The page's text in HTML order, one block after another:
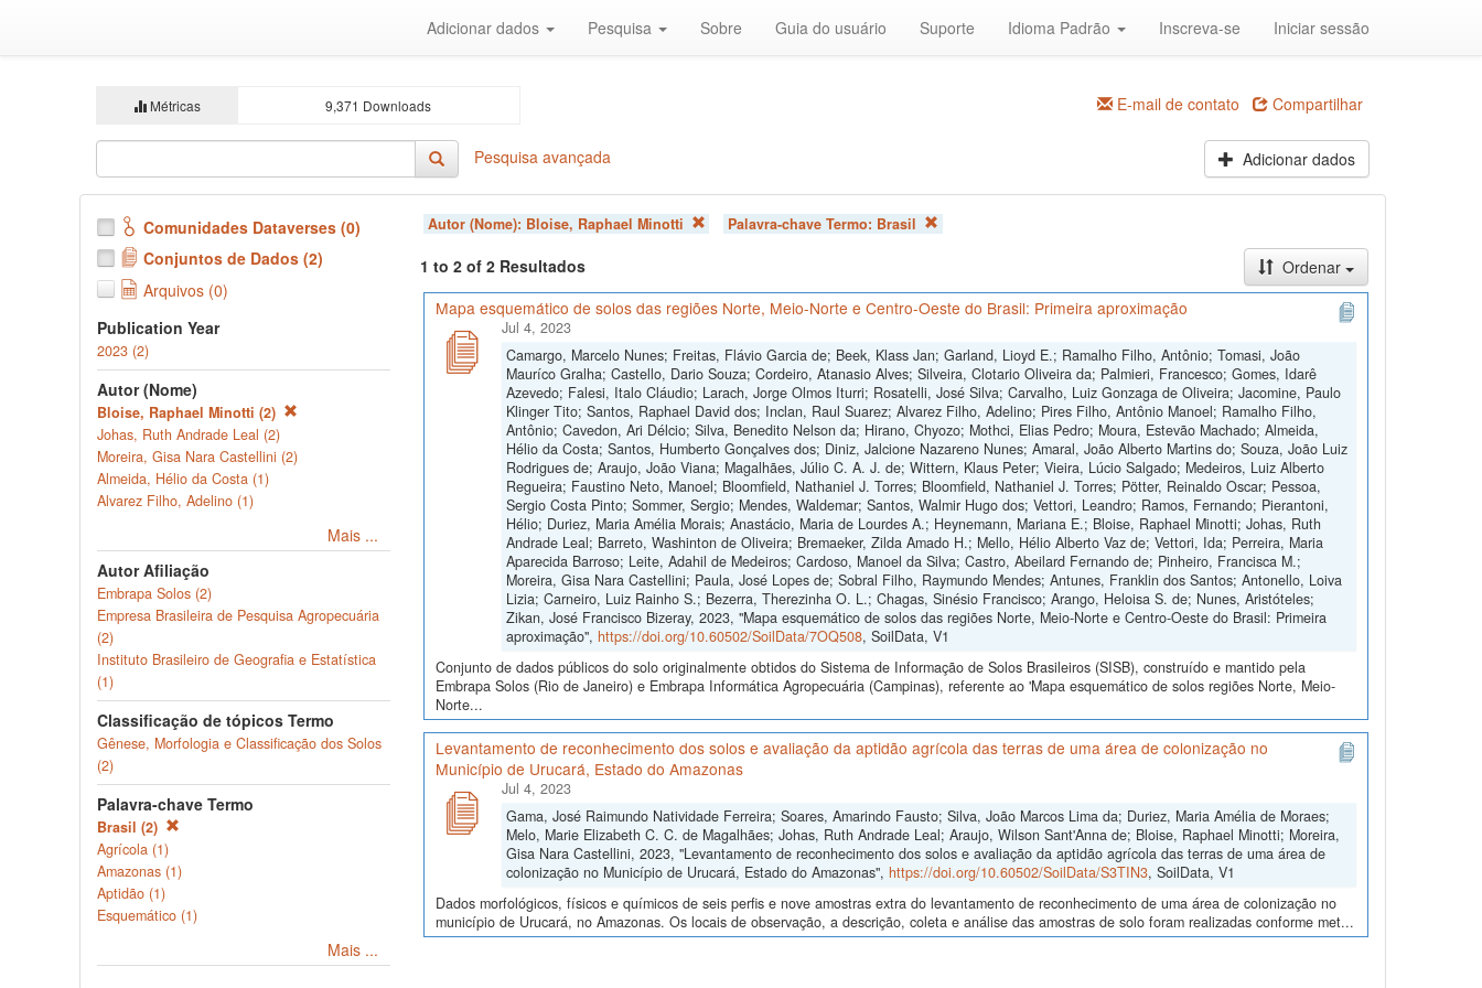
Adicionar dados Pesquisa Sobre Guia do usuário Suporte Idioma Padrão Inscreva-se Iniciar sessão
Métricas 9,371 Downloads E-mail de contato Compartilhar
Pesquisa avançada Adicionar dados
Comunidades Dataverses (0)
Conjuntos de Dados (2)
Arquivos (0)
Publication Year
2023 (2)
Autor (Nome)
Bloise, Raphael Minotti (2)
Johas, Ruth Andrade Leal (2)
Moreira, Gisa Nara Castellini (2)
Almeida, Hélio da Costa (1)
Alvarez Filho, Adelino (1)
Mais ...
Autor Afiliação
Embrapa Solos (2)
Empresa Brasileira de Pesquisa Agropecuária
(2)
Instituto Brasileiro de Geografia e Estatística
(1)
Classificação de tópicos Termo
Gênese, Morfologia e Classificação dos Solos
(2)
Palavra-chave Termo
Brasil (2)
Agrícola (1)
Amazonas (1)
Aptidão (1)
Esquemático (1)
Mais ...
Autor (Nome): Bloise, Raphael Minotti Palavra-chave Termo: Brasil
1 to 2 of 2 Resultados
Ordenar
Mapa esquemático de solos das regiões Norte, Meio-Norte e Centro-Oeste do Brasil: Primeira aproximação
Jul 4, 2023
Camargo, Marcelo Nunes; Freitas, Flávio Garcia de; Beek, Klass Jan; Garland, Lioyd E.; Ramalho Filho, Antônio; Tomasi, João
Mauríco Gralha; Castello, Dario Souza; Cordeiro, Atanasio Alves; Silveira, Clotario Oliveira da; Palmieri, Francesco; Gomes, Idarê
Azevedo; Falesi, Italo Cláudio; Larach, Jorge Olmos Iturri; Rosatelli, José Silva; Carvalho, Luiz Gonzaga de Oliveira; Jacomine, Paulo
Klinger Tito; Santos, Raphael David dos; Inclan, Raul Suarez; Alvarez Filho, Adelino; Pires Filho, Antônio Manoel; Ramalho Filho,
Antônio; Cavedon, Ari Délcio; Silva, Benedito Nelson da; Hirano, Chyozo; Mothci, Elias Pedro; Moura, Estevão Machado; Almeida,
Hélio da Costa; Santos, Humberto Gonçalves dos; Diniz, Jalcione Nazareno Nunes; Amaral, João Alberto Martins do; Souza, João Luiz
Rodrigues de; Araujo, João Viana; Magalhães, Júlio C. A. J. de; Wittern, Klaus Peter; Vieira, Lúcio Salgado; Medeiros, Luiz Alberto
Regueira; Faustino Neto, Manoel; Bloomfield, Nathaniel J. Torres; Bloomfield, Nathaniel J. Torres; Pötter, Reinaldo Oscar; Pessoa,
Sergio Costa Pinto; Sommer, Sergio; Mendes, Waldemar; Santos, Walmir Hugo dos; Vettori, Leandro; Ramos, Fernando; Pierantoni,
Hélio; Duriez, Maria Amélia Morais; Anastácio, Maria de Lourdes A.; Heynemann, Mariana E.; Bloise, Raphael Minotti; Johas, Ruth
Andrade Leal; Barreto, Washinton de Oliveira; Bremaeker, Zilda Amado H.; Mello, Hélio Alberto Vaz de; Vettori, Ida; Perreira, Maria
Aparecida Barroso; Leite, Adahil de Medeiros; Cardoso, Manoel da Silva; Castro, Abeilard Fernando de; Pinheiro, Francisca M.;
Moreira, Gisa Nara Castellini; Paula, José Lopes de; Sobral Filho, Raymundo Mendes; Antunes, Franklin dos Santos; Antonello, Loiva
Lizia; Carneiro, Luiz Rainho S.; Bezerra, Therezinha O. L.; Chagas, Sinésio Francisco; Arango, Heloisa S. de; Nunes, Aristóteles;
Zikan, José Francisco Bizeray, 2023, "Mapa esquemático de solos das regiões Norte, Meio-Norte e Centro-Oeste do Brasil: Primeira
aproximação", https://doi.org/10.60502/SoilData/7OQ508, SoilData, V1
Conjunto de dados públicos do solo originalmente obtidos do Sistema de Informação de Solos Brasileiros (SISB), construído e mantido pela
Embrapa Solos (Rio de Janeiro) e Embrapa Informática Agropecuária (Campinas), referente ao 'Mapa esquemático de solos regiões Norte, Meio-
Norte...
Levantamento de reconhecimento dos solos e avaliação da aptidão agrícola das terras de uma área de colonização no
Município de Urucará, Estado do Amazonas
Jul 4, 2023
Gama, José Raimundo Natividade Ferreira; Soares, Amarindo Fausto; Silva, João Marcos Lima da; Duriez, Maria Amélia de Moraes;
Melo, Marie Elizabeth C. C. de Magalhães; Johas, Ruth Andrade Leal; Araujo, Wilson Sant'Anna de; Bloise, Raphael Minotti; Moreira,
Gisa Nara Castellini, 2023, "Levantamento de reconhecimento dos solos e avaliação da aptidão agrícola das terras de uma área de
colonização no Município de Urucará, Estado do Amazonas", https://doi.org/10.60502/SoilData/S3TIN3, SoilData, V1
Dados morfológicos, físicos e químicos de seis perfis e nove amostras extra do levantamento de reconhecimento de uma área de colonização no
município de Urucará, no Amazonas. Os locais de observação, a descrição, coleta e análise das amostras de solo foram realizadas conforme met...